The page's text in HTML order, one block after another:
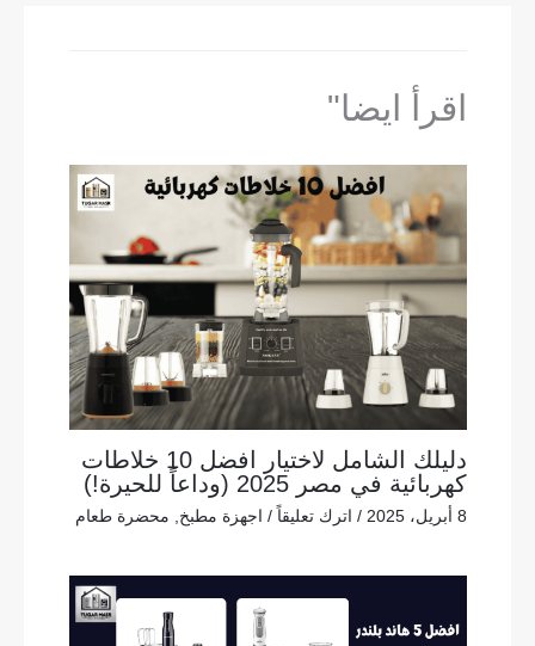
اقرأ ايضا"
دليلك الشامل لاختيار افضل 10 خلاطات
كهربائية في مصر 2025 (وداعاً للحيرة!)
8 أبريل، 2025 / اترك تعليقاً / اجهزة مطبخ محضرة طعام